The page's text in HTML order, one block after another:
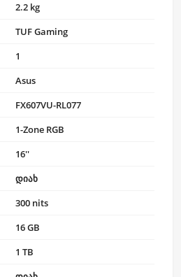
2.2 kg
TUF Gaming
1
Asus
FX607VU-RL077
1-Zone RGB
16''
დიახ
300 nits
16 GB
1 TB